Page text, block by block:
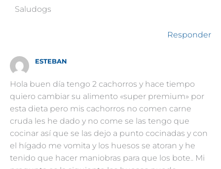
Saludogs
Responder
ESTEBAN
Hola buen día tengo 2 cachorros y hace tiempo
quiero cambiar su alimento «super premium» por
esta dieta pero mis cachorros no comen carne
cruda les he dado y no come se las tengo que
cocinar así que se las dejo a punto cocinadas y con
el hígado me vomita y los huesos se atoran y he
tenido que hacer maniobras para que los bote.. Mi